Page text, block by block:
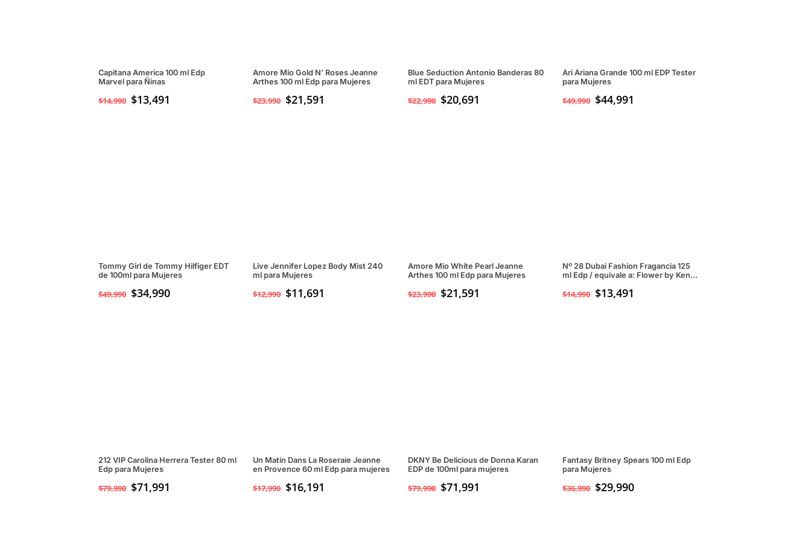
Capitana America 100 ml Edp
Marvel para Ñinas
$14,990 $13,491
Amore Mio Gold N’ Roses Jeanne
Arthes 100 ml Edp para Mujeres
$23,990 $21,591
Blue Seduction Antonio Banderas 80
ml EDT para Mujeres
$22,990 $20,691
Ari Ariana Grande 100 ml EDP Tester
para Mujeres
$49,990 $44,991
Tommy Girl de Tommy Hilfiger EDT
de 100ml para Mujeres
$49,990 El
$34,990El
Live Jennifer Lopez Body Mist 240
ml para Mujeres
$12,990 $11,691
Amore Mio White Pearl Jeanne
Arthes 100 ml Edp para Mujeres
$23,990 $21,591
Nº 28 Dubai Fashion Fragancia 125
ml Edp / equivale a: Flower by Kenzo
$14,990 $13,491
212 VIP Carolina Herrera Tester 80 ml
Edp para Mujeres
$79,990 $71,991
Un Matin Dans La Roseraie Jeanne
en Provence 60 ml Edp para mujeres
$17,990 $16,191
DKNY Be Delicious de Donna Karan
EDP de 100ml para mujeres
$79,990 $71,991
Fantasy Britney Spears 100 ml Edp
para Mujeres
$36,990 El
$29,990El